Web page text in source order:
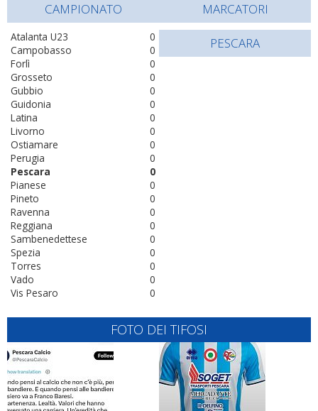
CAMPIONATO
0
Atalanta U23
0
Campobasso
0
Forlì
0
Grosseto
0
Gubbio
0
Guidonia
0
Latina
0
Livorno
0
Ostiamare
0
Perugia
0
Pescara
0
Pianese
0
Pineto
0
Ravenna
0
Reggiana
0
Sambenedettese
0
Spezia
0
Torres
0
Vado
0
Vis Pesaro
MARCATORI
PESCARA
FOTO DEI TIFOSI